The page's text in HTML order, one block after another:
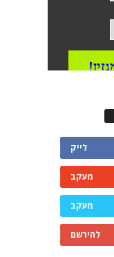
לייק
מעקב
מעקב
להירשם